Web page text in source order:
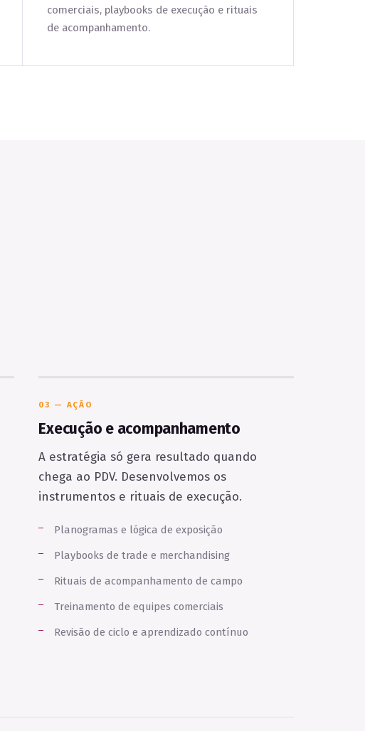
comerciais, playbooks de execução e rituais
de acompanhamento.
03 — AÇÃO
Execução e acompanhamento
A estratégia só gera resultado quando
chega ao PDV. Desenvolvemos os
instrumentos e rituais de execução.
Planogramas e lógica de exposição
Playbooks de trade e merchandising
Rituais de acompanhamento de campo
Treinamento de equipes comerciais
Revisão de ciclo e aprendizado contínuo